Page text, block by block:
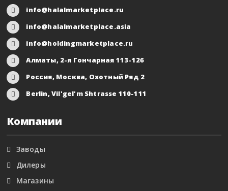
info@halalmarketplace.ru
info@halalmarketplace.asia
info@holdingmarketplace.ru
Алматы, 2-я Гончарная 113-126
Россия, Москва, Охотный Ряд 2
Berlin, Vil'gel'm Shtrasse 110-111
Компании
Заводы
Дилеры
Магазины